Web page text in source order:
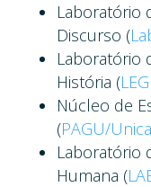
Laboratório
Discurso (
Laboratório
História (
Núcleo de
(PAGU/
Laboratório
Humana (